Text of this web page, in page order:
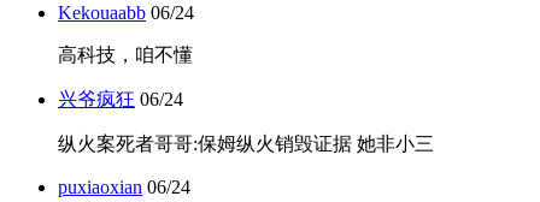
Kekouaabb 06/24
高科技，咱不懂
兴爷疯狂 06/24
纵火案死者哥哥:保姆纵火销毁证据 她非小三
puxiaoxian 06/24